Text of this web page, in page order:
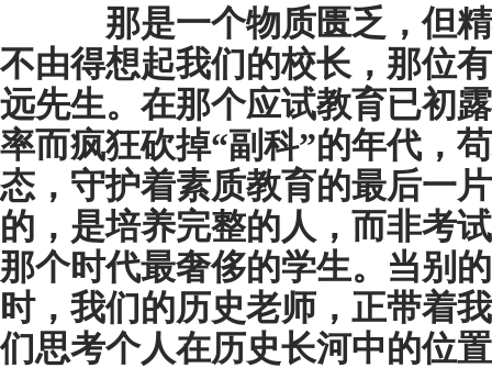
那是一个物质匮乏，但精
不由得想起我们的校长，那位
远先生。在那个应试教育已初
率而疯狂砍掉“副科”的年代，
态，守护着素质教育的最后一
的，是培养完整的人，而非考
那个时代最奢侈的学生。当别
时，我们的历史老师，正带着
们思考个人在历史长河中的位